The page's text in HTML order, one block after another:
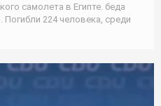
самолета в Египте. беда
224 человека, среди